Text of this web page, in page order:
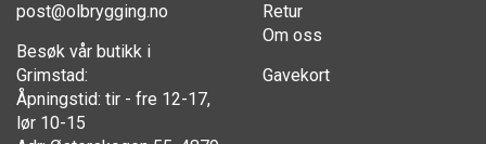
post@olbrygging.no
Besøk vår butikk i
Grimstad:
Åpningstid: tir - fre 12-17,
lør 10-15
Retur
Om oss
Gavekort